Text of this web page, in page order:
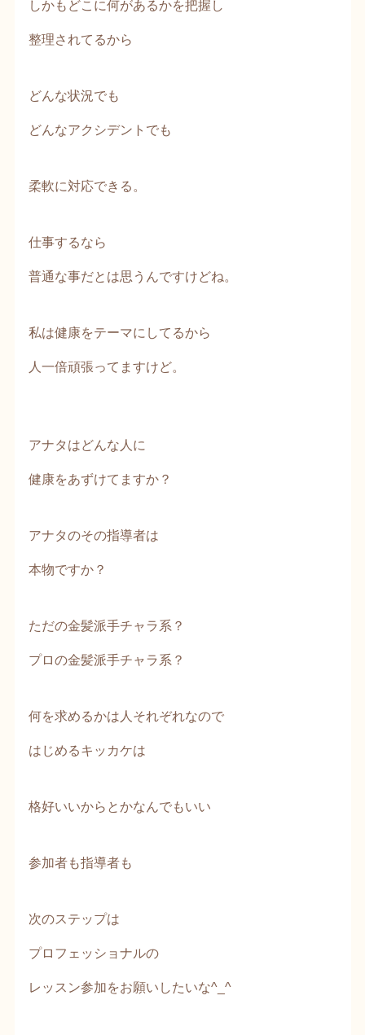
しかもどこに何があるかを把握し
整理されてるから
どんな状況でも
どんなアクシデントでも
柔軟に対応できる。
仕事するなら
普通な事だとは思うんですけどね。
私は健康をテーマにしてるから
人一倍頑張ってますけど。
アナタはどんな人に
健康をあずけてますか？
アナタのその指導者は
本物ですか？
ただの金髪派手チャラ系？
プロの金髪派手チャラ系？
何を求めるかは人それぞれなので
はじめるキッカケは
格好いいからとかなんでもいい
参加者も指導者も
次のステップは
プロフェッショナルの
レッスン参加をお願いしたいな^_^